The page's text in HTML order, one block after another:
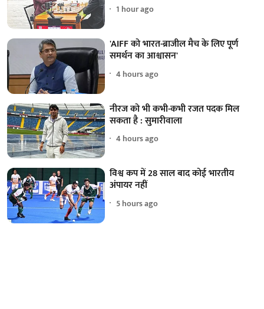
1 hour ago
'AIFF को भारत-ब्राजील मैच के लिए पूर्ण
समर्थन का आश्वासन'
4 hours ago
नीरज को भी कभी-कभी रजत पदक मिल
सकता है : सुमारीवाला
4 hours ago
विश्व कप में 28 साल बाद कोई भारतीय
अंपायर नहीं
5 hours ago